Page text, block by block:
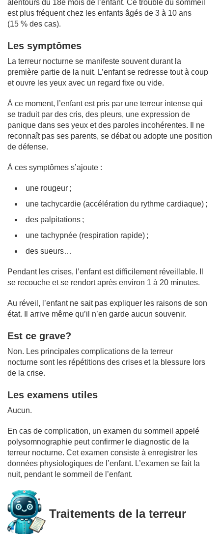
alentours du 18e mois de l’enfant. Ce trouble du sommeil
est plus fréquent chez les enfants âgés de 3 à 10 ans
(15 % des cas).
Les symptômes
La terreur nocturne se manifeste souvent durant la
première partie de la nuit. L’enfant se redresse tout à coup
et ouvre les yeux avec un regard fixe ou vide.
À ce moment, l’enfant est pris par une terreur intense qui
se traduit par des cris, des pleurs, une expression de
panique dans ses yeux et des paroles incohérentes. Il ne
reconnaît pas ses parents, se débat ou adopte une position
de défense.
À ces symptômes s’ajoute :
une rougeur ;
une tachycardie (accélération du rythme cardiaque) ;
des palpitations ;
une tachypnée (respiration rapide) ;
des sueurs…
Pendant les crises, l’enfant est difficilement réveillable. Il
se recouche et se rendort après environ 1 à 20 minutes.
Au réveil, l’enfant ne sait pas expliquer les raisons de son
état. Il arrive même qu’il n’en garde aucun souvenir.
Est ce grave?
Non. Les principales complications de la terreur
nocturne sont les répétitions des crises et la blessure lors
de la crise.
Les examens utiles
Aucun.
En cas de complication, un examen du sommeil appelé
polysomnographie peut confirmer le diagnostic de la
terreur nocturne. Cet examen consiste à enregistrer les
données physiologiques de l’enfant. L’examen se fait la
nuit, pendant le sommeil de l’enfant.
Traitements de la terreur